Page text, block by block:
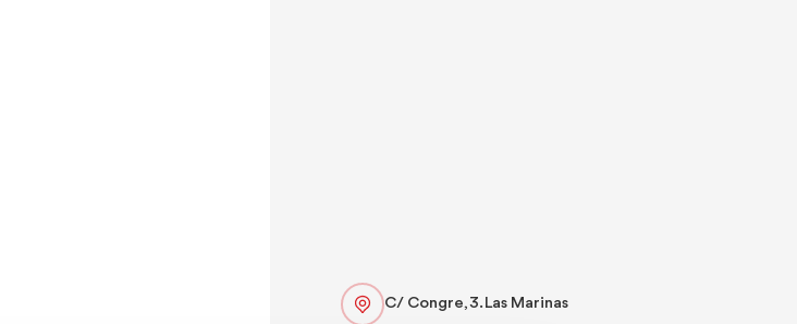
C/ Congre, 3. Las Marinas